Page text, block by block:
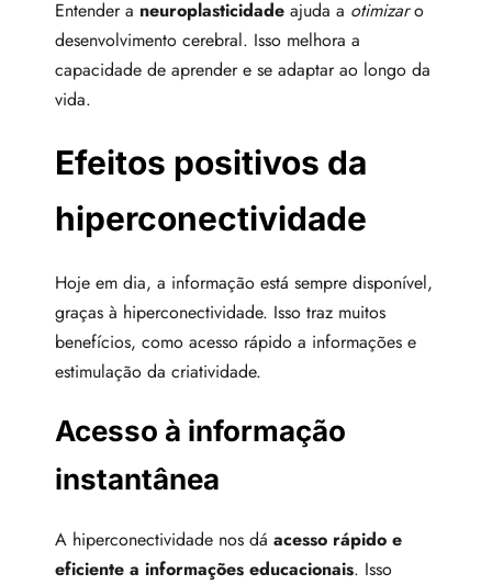
Entender a neuroplasticidade ajuda a otimizaro
desenvolvimento cerebral. Isso melhora a
capacidade de aprender e se adaptar ao longo da
vida.
Efeitos positivos da
hiperconectividade
Hoje em dia, a informação está sempre disponível,
graças à hiperconectividade. Isso traz muitos
benefícios, como acesso rápido a informações e
estimulação da criatividade.
Acesso à informação
instantânea
A hiperconectividade nos dá acesso rápido e
eficiente a informações educacionais. Isso